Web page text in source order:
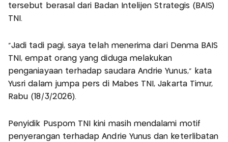
tersebut berasal dari Badan Intelijen Strategis (BAIS)
TNI.
“Jadi tadi pagi, saya telah menerima dari Denma BAIS
TNI, empat orang yang diduga melakukan
penganiayaan terhadap saudara Andrie Yunus,” kata
Yusri dalam jumpa pers di Mabes TNI, Jakarta Timur,
Rabu (18/3/2026).
Penyidik Puspom TNI kini masih mendalami motif
penyerangan terhadap Andrie Yunus dan keterlibatan